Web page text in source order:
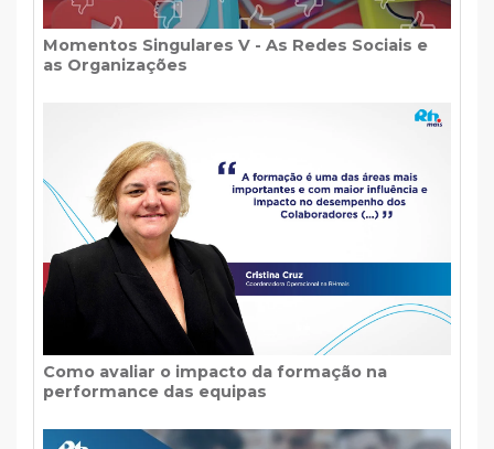
Momentos Singulares V - As Redes Sociais e
as Organizações
Como avaliar o impacto da formação na
performance das equipas